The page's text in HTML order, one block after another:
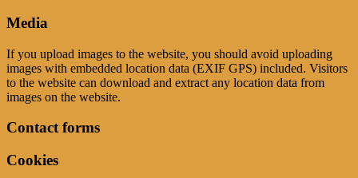
Media
If you upload images to the website, you should avoid uploading
images with embedded location data (EXIF GPS) included. Visitors
to the website can download and extract any location data from
images on the website.
Contact forms
Cookies